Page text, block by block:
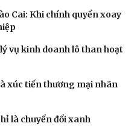
Cai: Khi chính quyền xoay
vụ kinh doanh lô than hoạt
xúc tiến thương mại nhãn
là chuyển đổi xanh